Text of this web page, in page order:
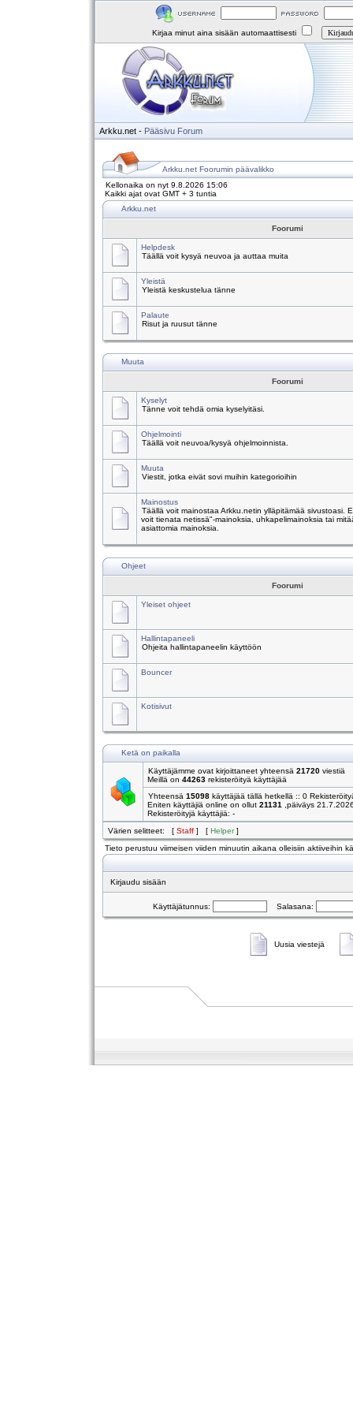
Kirjaa minut aina sisään automaattisesti
Arkku.net - Pääsivu Forum
Arkku.net Foorumin päävalikko
Kellonaika on nyt 9.8.2026 15:06
Kaikki ajat ovat GMT + 3 tuntia
Arkku.net
Foorumi
Helpdesk
Täällä voit kysyä neuvoa ja auttaa muita
Yleistä
Yleistä keskustelua tänne
Palaute
Risut ja ruusut tänne
Muuta
Foorumi
Kyselyt
Tänne voit tehdä omia kyselyitäsi.
Ohjelmointi
Täällä voit neuvoa/kysyä ohjelmoinnista.
Muuta
Viestit, jotka eivät sovi muihin kategorioihin
Mainostus
Täällä voit mainostaa Arkku.netin ylläpitämää sivustoasi.
voit tienata netissä"-mainoksia, uhkapelimainoksia tai
asiattomia mainoksia.
Ohjeet
Foorumi
Yleiset ohjeet
Hallintapaneeli
Ohjeita hallintapaneelin käyttöön
Bouncer
Kotisivut
Ketä on paikalla
Käyttäjämme ovat kirjoittaneet yhteensä 21720 viestiä
Meillä on 44263 rekisteröityä käyttäjää
Yhteensä 15098 käyttäjää tällä hetkellä :: 0
Eniten käyttäjiä online on ollut 21131
,päiväys
Rekisteröityjä käyttäjiä: -
Värien selitteet: [ Staff ] [ Helper]
Tieto perustuu viimeisen viiden minuutin aikana olleisiin aktiiveihin
Kirjaudu sisään
Käyttäjätunnus: Salasana:
Uusia viestejä